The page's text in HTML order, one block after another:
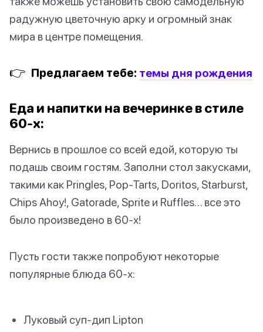
радужную цветочную арку и огромный знак
мира в центре помещения.
👉 Предлагаем тебе: темы дня рождения
Еда и напитки на вечеринке в стиле
60-х:
Вернись в прошлое со всей едой, которую ты
подашь своим гостям. Заполни стол закусками,
такими как Pringles, Pop-Tarts, Doritos, Starburst,
Chips Ahoy!, Gatorade, Sprite и Ruffles… все это
было произведено в 60-х!
Пусть гости также попробуют некоторые
популярные блюда 60-х:
Луковый суп-дип Lipton